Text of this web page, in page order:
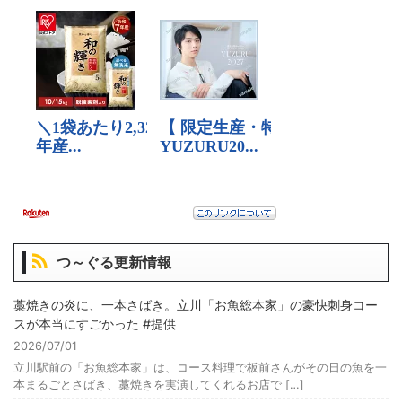
つ～ぐる更新情報
藁焼きの炎に、一本さばき。立川「お魚総本家」の豪快刺身コー
スが本当にすごかった #提供
2026/07/01
立川駅前の「お魚総本家」は、コース料理で板前さんがその日の魚を一
本まるごとさばき、藁焼きを実演してくれるお店で […]